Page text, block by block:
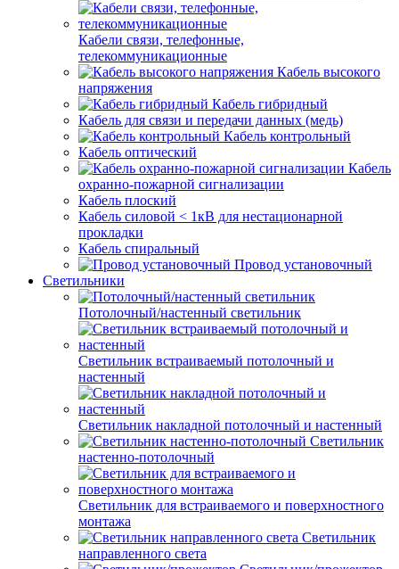
Кабели связи, телефонные,
телекоммуникационные
Кабель высокого
напряжения
Кабель гибридный
Кабель для связи и передачи данных (медь)
Кабель контрольный
Кабель оптический
Кабель
охранно-пожарной сигнализации
Кабель плоский
Кабель силовой < 1кВ для нестационарной
прокладки
Кабель спиральный
Провод установочный
Светильники
Потолочный/настенный светильник
Светильник встраиваемый потолочный и
настенный
Светильник накладной потолочный и настенный
Светильник
настенно-потолочный
Светильник для встраиваемого и поверхностного
монтажа
Светильник
направленного света